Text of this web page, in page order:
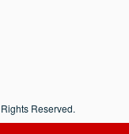
Reserved.